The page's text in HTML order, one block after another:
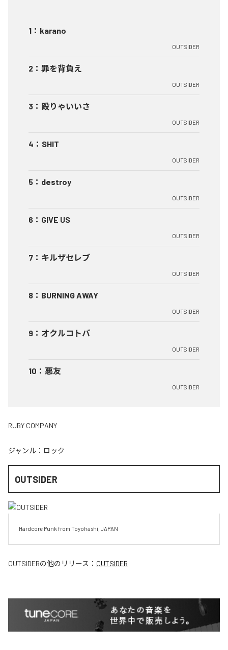
1 ： karano
OUTSIDER
2 ： 罪を背負え
OUTSIDER
3 ： 殴りゃいいさ
OUTSIDER
4 ： SHIT
OUTSIDER
5 ： destroy
OUTSIDER
6 ： GIVE US
OUTSIDER
7 ： キルザセレブ
OUTSIDER
8 ： BURNING AWAY
OUTSIDER
9 ： オクルコトバ
OUTSIDER
10 ： 悪友
OUTSIDER
RUBY COMPANY
ジャンル： ロック
OUTSIDER
Hardcore Punk from Toyohashi, JAPAN
OUTSIDERの他のリリース： OUTSIDER